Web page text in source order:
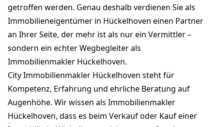
getroffen werden. Genau deshalb verdienen Sie als
Immobilieneigentümer in Hückelhoven einen Partner
an Ihrer Seite, der mehr ist als nur ein Vermittler –
sondern ein echter Wegbegleiter als
Immobilienmakler Hückelhoven.
City Immobilienmakler Hückelhoven steht für
Kompetenz, Erfahrung und ehrliche Beratung auf
Augenhöhe. Wir wissen als Immobilienmakler
Hückelhoven, dass es beim Verkauf oder Kauf einer